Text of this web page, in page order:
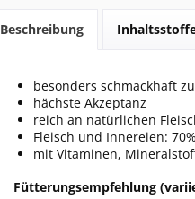
Beschreibung
besonders schmackhaft
hächste Akzeptanz
reich an natürlichen
Fleisch und Innereien: 70%
mit Vitaminen,
Fütterungsempfehlung